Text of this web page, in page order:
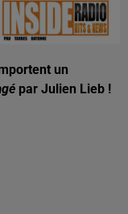
un
par Julien Lieb !